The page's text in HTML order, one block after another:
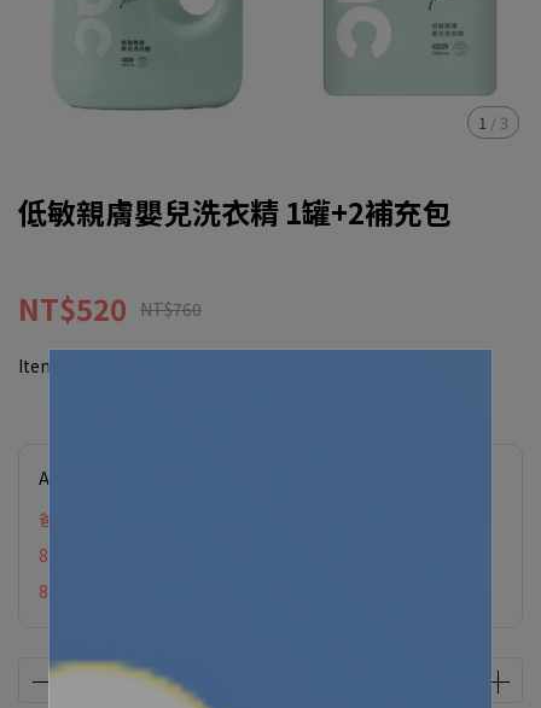
1 / 3
低敏親膚嬰兒洗衣精 1罐+2補充包
NT$520 NT$760
Item No.:
Applicable Promotions
爸氣育兒．加價購
8月限定滿88贈
8月限定滿額贈